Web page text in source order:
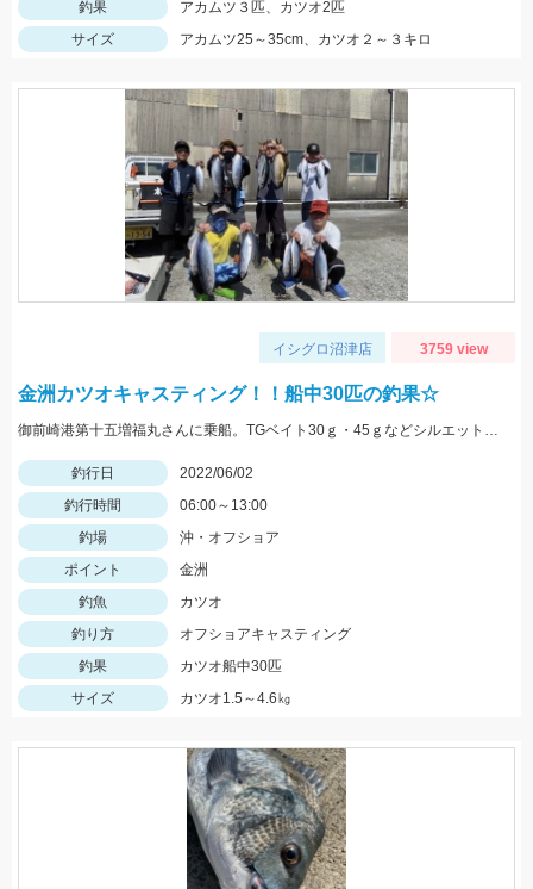
釣果
アカムツ３匹、カツオ2匹
サイズ
アカムツ25～35cm、カツオ２～３キロ
イシグロ沼津店 3759 view
金洲カツオキャスティング！！船中30匹の釣果☆
御前崎港第十五増福丸さんに乗船。TGベイト30ｇ・45ｇなどシルエットの小さいジグに好反応♪
釣行日
2022/06/02
釣行時間
06:00～13:00
釣場
沖・オフショア
ポイント
金洲
釣魚
カツオ
釣り方
オフショアキャスティング
釣果
カツオ船中30匹
サイズ
カツオ1.5～4.6㎏